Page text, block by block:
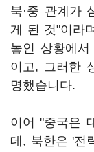
북·중 관계가
게 된 것"이라
놓인 상황에서
이고, 그러한
명했습니다.
이어 "중국은
데, 북한은 '전